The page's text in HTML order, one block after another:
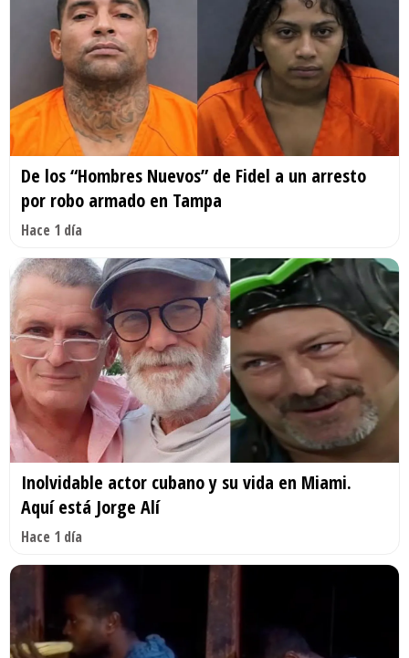
De los “Hombres Nuevos” de Fidel a un arresto
por robo armado en Tampa
Hace 1 día
Inolvidable actor cubano y su vida en Miami.
Aquí está Jorge Alí
Hace 1 día